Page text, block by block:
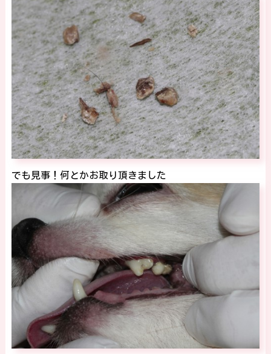
でも見事！何とかお取り頂きました